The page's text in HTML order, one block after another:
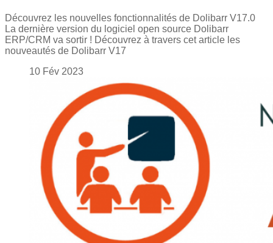
Découvrez les nouvelles fonctionnalités de Dolibarr V17.0
La dernière version du logiciel open source Dolibarr
ERP/CRM va sortir ! Découvrez à travers cet article les
nouveautés de Dolibarr V17
10 Fév 2023